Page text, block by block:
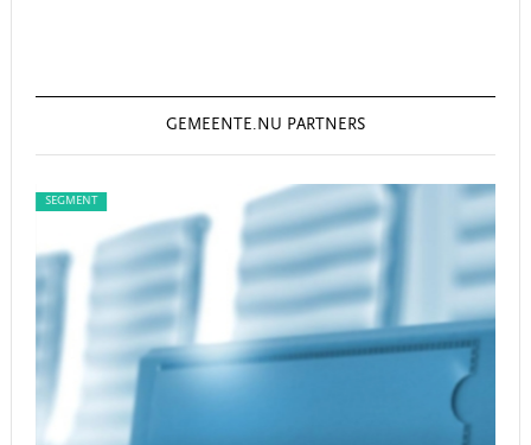
GEMEENTE.NU PARTNERS
SEGMENT